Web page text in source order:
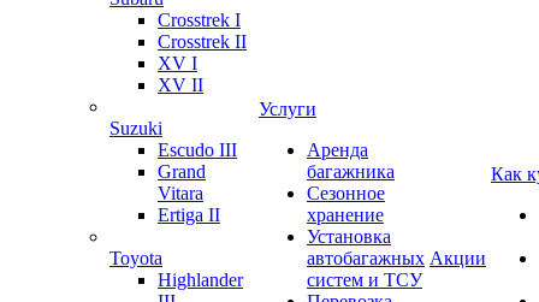
Crosstrek I
Crosstrek II
XV I
XV II
Suzuki
Escudo III
Grand
Vitara
Ertiga II
Toyota
Highlander
Услуги
Аренда
багажника
Сезонное
хранение
Установка
автобагажных
систем и ТСУ
Акции
Как